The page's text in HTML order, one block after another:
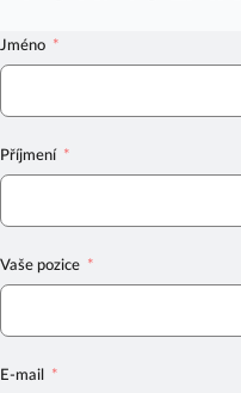
Jméno
Příjmení
Vaše pozice
E-mail